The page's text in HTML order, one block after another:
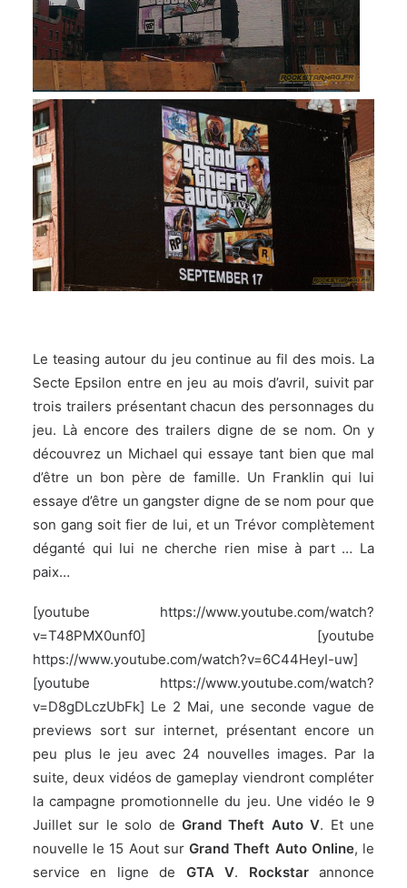
Le teasing autour du jeu continue au fil des mois. La
Secte Epsilon entre en jeu au mois d’avril, suivit par
trois trailers présentant chacun des personnages du
jeu. Là encore des trailers digne de se nom. On y
découvrez un Michael qui essaye tant bien que mal
d’être un bon père de famille. Un Franklin qui lui
essaye d’être un gangster digne de se nom pour que
son gang soit fier de lui, et un Trévor complètement
déganté qui lui ne cherche rien mise à part … La
paix…
[youtube https://www.youtube.com/watch?
v=T48PMX0unf0] [youtube
https://www.youtube.com/watch?v=6C44HeyI-uw]
[youtube https://www.youtube.com/watch?
v=D8gDLczUbFk] Le 2 Mai, une seconde vague de
previews sort sur internet, présentant encore un
peu plus le jeu avec 24 nouvelles images. Par la
suite, deux vidéos de gameplay viendront compléter
la campagne promotionnelle du jeu. Une vidéo le 9
Juillet sur le solo de Grand Theft Auto V. Et une
nouvelle le 15 Aout surGrand Theft Auto Online, le
service en ligne de GTA V. Rockstarannonce